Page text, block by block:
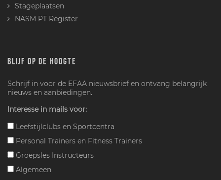
Stageplaatsen
NASM PT Register
BLIJF OP DE HOOGTE
Schrijf in voor de EFAA nieuwsbrief en ontvang belangrijk
nieuws en aanbiedingen.
Interesse in mails voor:
Leefstijlclubs en Sportcentra
Personal Trainers en Fitness Trainers
Groepsles Instructeurs
Algemeen